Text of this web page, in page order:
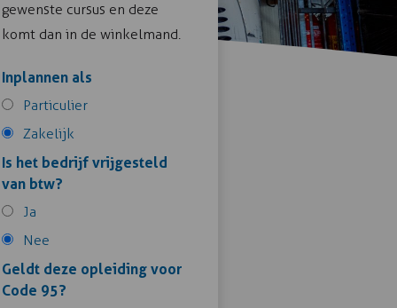
gewenste cursus en deze
komt dan in de winkelmand.
Inplannen als
Particulier
Zakelijk
Is het bedrijf vrijgesteld
van btw?
Ja
Nee
Geldt deze opleiding voor
Code 95?